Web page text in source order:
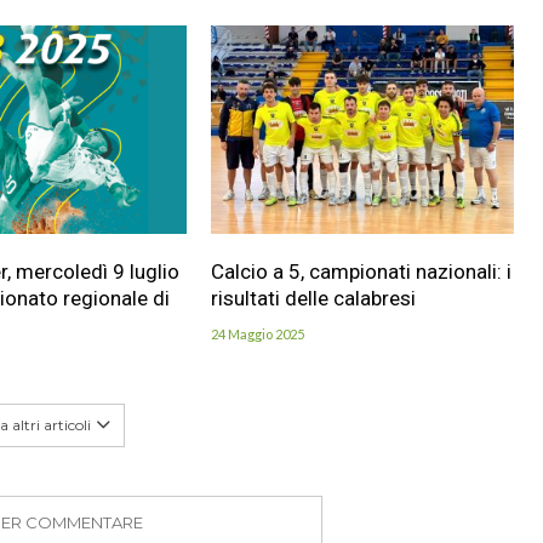
mercoledì 9 luglio
regionale di
Calcio a 5, campionati nazionali: i
risultati delle calabresi
24 Maggio 2025
altri articoli
COMMENTARE